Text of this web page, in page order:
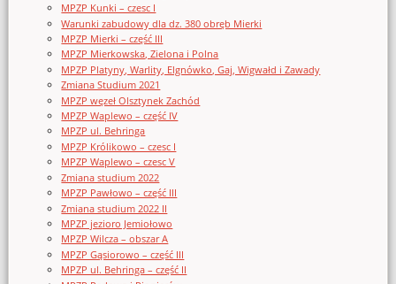
MPZP Kunki – czesc I
Warunki zabudowy dla dz. 380 obręb Mierki
MPZP Mierki – część III
MPZP Mierkowska, Zielona i Polna
MPZP Platyny, Warlity, Elgnówko, Gaj, Wigwałd i Zawady
Zmiana Studium 2021
MPZP węzeł Olsztynek Zachód
MPZP Waplewo – część IV
MPZP ul. Behringa
MPZP Królikowo – czesc I
MPZP Waplewo – czesc V
Zmiana studium 2022
MPZP Pawłowo – część III
Zmiana studium 2022 II
MPZP jezioro Jemiołowo
MPZP Wilcza – obszar A
MPZP Gąsiorowo – część III
MPZP ul. Behringa – część II